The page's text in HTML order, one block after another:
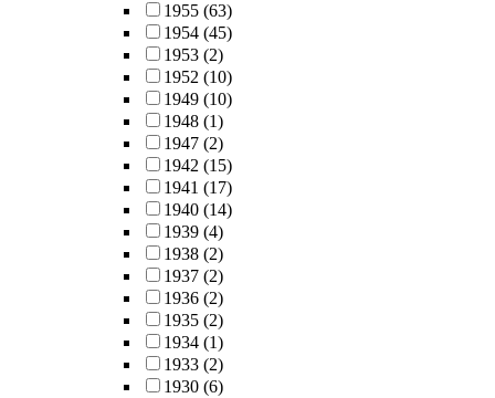
1955 (63)
1954 (45)
1953 (2)
1952 (10)
1949 (10)
1948 (1)
1947 (2)
1942 (15)
1941 (17)
1940 (14)
1939 (4)
1938 (2)
1937 (2)
1936 (2)
1935 (2)
1934 (1)
1933 (2)
1930 (6)